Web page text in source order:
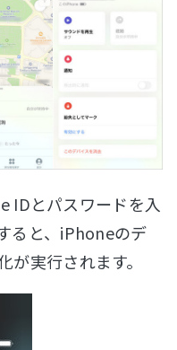
IDとパスワードを入
ると、iPhoneのデ
が実行されます。